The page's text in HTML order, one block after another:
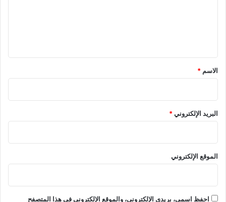
*
الاسم *
البريد الإلكتروني*
الموقع الإلكتروني
احفظ اسمي، بريدي الإلكتروني، والموقع الإلكتروني في هذا المتصفح